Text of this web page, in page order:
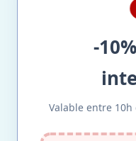
-
Valable entre